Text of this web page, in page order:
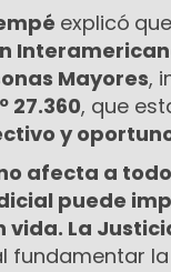
explicó que
Mayores,
27.360, que
y
afecta a
puede
vida. La
fundamentar